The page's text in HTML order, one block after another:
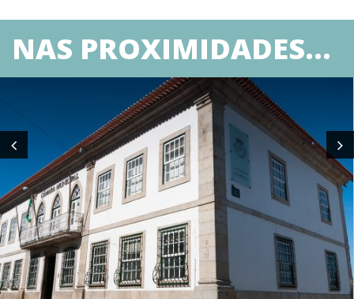
NAS PROXIMIDADES...